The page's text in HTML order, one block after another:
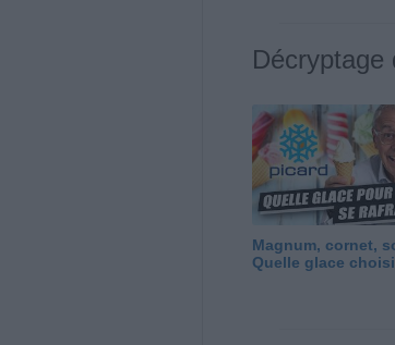
Décryptage
Magnum, cornet,
Quelle glace